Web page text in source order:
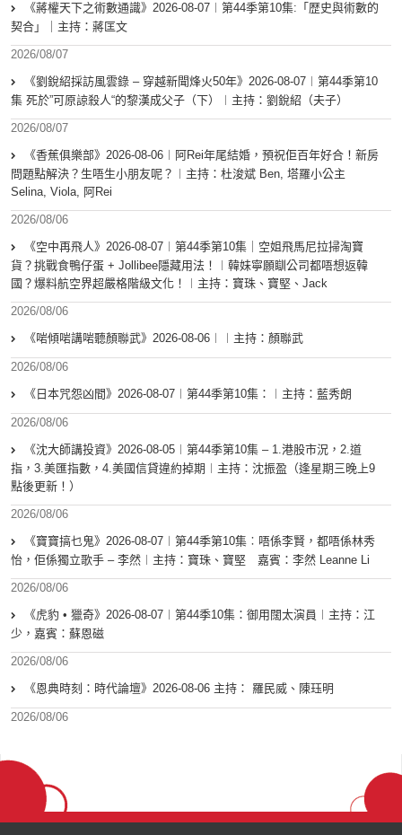
《蔣權天下之術數通識》2026-08-07︱第44季第10集:「歴史與術數的
契合」｜主持：蔣匡文
2026/08/07
《劉銳紹採訪風雲錄 – 穿越新聞烽火50年》2026-08-07︱第44季第10
集 死於”可原諒殺人“的黎漢成父子（下）︱主持：劉銳紹（夫子）
2026/08/07
《香蕉俱樂部》2026-08-06︱阿Rei年尾結婚，預祝佢百年好合！新房
問題點解決？生唔生小朋友呢？︱主持：杜浚斌 Ben, 塔羅小公主
Selina, Viola, 阿Rei
2026/08/06
《空中再飛人》2026-08-07︱第44季第10集｜空姐飛馬尼拉掃淘寶
貨？挑戰食鴨仔蛋 + Jollibee隱藏用法！︱韓妹寧願瞓公司都唔想返韓
國？爆料航空界超嚴格階級文化！︱主持：寶珠、寶堅、Jack
2026/08/06
《啱傾啱講啱聽顏聯武》2026-08-06︱︱主持：顏聯武
2026/08/06
《日本咒怨凶間》2026-08-07︱第44季第10集：︱主持：藍秀朗
2026/08/06
《沈大師講投資》2026-08-05︱第44季第10集 – 1.港股市況，2.道
指，3.美匯指數，4.美國信貸違約掉期︱主持：沈振盈（逢星期三晚上9
點後更新！）
2026/08/06
《寶寶搞乜鬼》2026-08-07︱第44季第10集︰唔係李賢，都唔係林秀
怡，佢係獨立歌手 – 李然︱主持：寶珠、寶堅 嘉賓：李然 Leanne Li
2026/08/06
《虎豹 • 獵奇》2026-08-07︱第44季10集：御用闊太演員︱主持：江
少，嘉賓：蘇恩磁
2026/08/06
《恩典時刻：時代論壇》2026-08-06 主持： 羅民威、陳珏明
2026/08/06